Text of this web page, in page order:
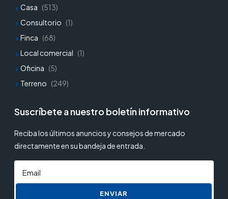
Casa (513)
Consultorio (1)
Finca (68)
Local comercial (1)
Oficina (5)
Terreno (249)
Suscríbete a nuestro boletín informativo
Reciba los últimos anuncios y consejos de mercado
directamente en su bandeja de entrada.
ENVIAR